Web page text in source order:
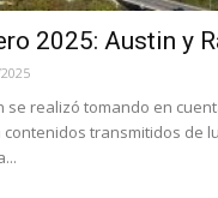
2025: Austin y
se realizó tomando en
contenidos transmitidos de